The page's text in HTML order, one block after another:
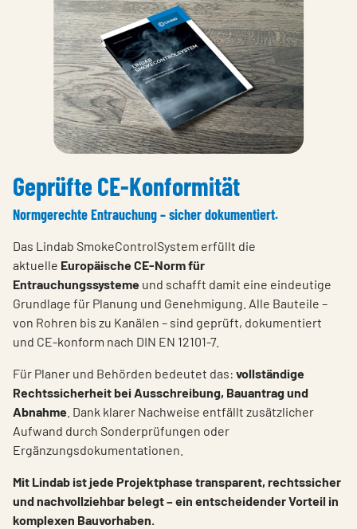
Geprüfte CE-Konformität
Normgerechte Entrauchung – sicher dokumentiert.
Das Lindab SmokeControlSystem erfüllt die
aktuelle Europäische CE-Norm für
Entrauchungssysteme und schafft damit eine eindeutige
Grundlage für Planung und Genehmigung. Alle Bauteile –
von Rohren bis zu Kanälen – sind geprüft, dokumentiert
und CE-konform nach DIN EN 12101-7.
Für Planer und Behörden bedeutet das: vollständige
Rechtssicherheit bei Ausschreibung, Bauantrag und
Abnahme . Dank klarer Nachweise entfällt zusätzlicher
Aufwand durch Sonderprüfungen oder
Ergänzungsdokumentationen.
Mit Lindab ist jede Projektphase transparent, rechtssicher
und nachvollziehbar belegt – ein entscheidender Vorteil in
komplexen Bauvorhaben.